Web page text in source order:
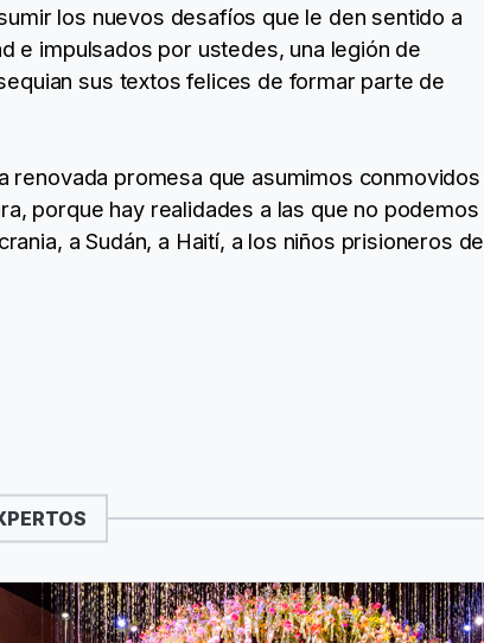
los nuevos desafíos que le den sentido a
e impulsados por ustedes, una legión de
sus textos felices de formar parte de
renovada promesa que asumimos conmovidos
porque hay realidades a las que no podemos
a Sudán, a Haití, a los niños prisioneros de